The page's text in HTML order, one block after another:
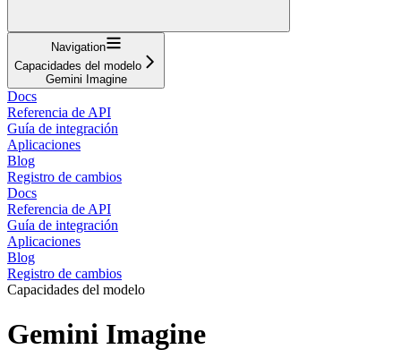
Navigation
Capacidades del modelo
Gemini Imagine
Docs
Referencia de API
Guía de integración
Aplicaciones
Blog
Registro de cambios
Docs
Referencia de API
Guía de integración
Aplicaciones
Blog
Registro de cambios
Capacidades del modelo
Gemini Imagine